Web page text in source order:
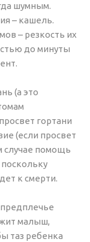
шумным.
– кашель.
– резкость их
до минуты
(а это
гортани
(если просвет
случае помощь
к смерти.
малыш,
таз ребенка